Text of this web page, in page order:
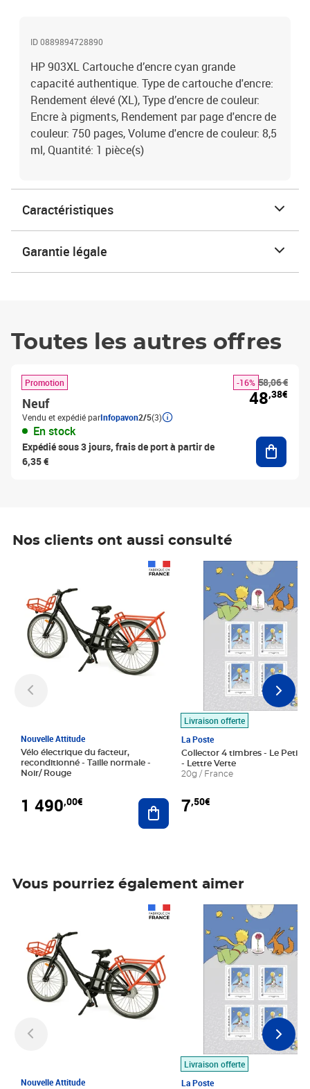
ID 0889894728890
HP 903XL Cartouche d’encre cyan grande
capacité authentique. Type de cartouche d'encre:
Rendement élevé (XL), Type d’encre de couleur:
Encre à pigments, Rendement par page d'encre de
couleur: 750 pages, Volume d'encre de couleur: 8,5
ml, Quantité: 1 pièce(s)
Caractéristiques
Garantie légale
Toutes les autres offres
Promotion
Neuf
Vendu et expédié parInfopavon2/5(3)
En stock
Expédié sous 3 jours, frais de port à partir de
6,35 €
58,06 €
-16%
48,38€
Nos clients ont aussi consulté
Nouvelle Attitude
Vélo électrique du facteur,
reconditionné - Taille normale -
Noir/ Rouge
1 490,00€ Ajouter au panier
Livraison offerte
La Poste
Collector 4 timbres - Le Petit
- Lettre Verte
20g / France
7,50€
Prix 7,50€
Vous pourriez également aimer
Nouvelle Attitude
Livraison offerte
La Poste
Prix 7,50€